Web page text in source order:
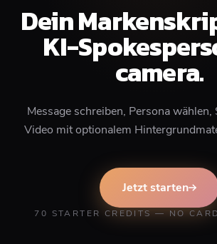
Dein
KI-
camera.
Message schreiben, Persona
Video mit optionalem
Jetzt starten
70 STARTER CREDITS — NO